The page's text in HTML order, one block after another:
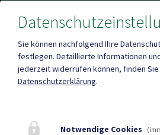
04710 2249-16
Heute , Geschlossen
Sie können nachfolgend Ihre
festlegen. Detaillierte Informationen
jederzeit widerrufen können, finden
Datenschutzerklärung.
Notwendige Cookies